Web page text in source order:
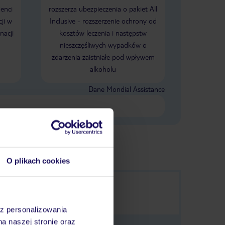
O plikach cookies
personalizowania
naszej stronie oraz
w
rozszerza ubezpieczenia o pakiet All
Inclusive - rozszerzenie ochrony od
kosztów leczenia i następstw
nieszczęśliwych wypadków o
zdarzenia zaistniałe pod wpływem
alkoholu
Dane Mondial Assistance